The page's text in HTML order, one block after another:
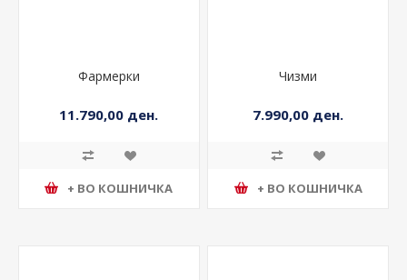
Фармерки
11.790,00 ден.
Чизми
7.990,00 ден.